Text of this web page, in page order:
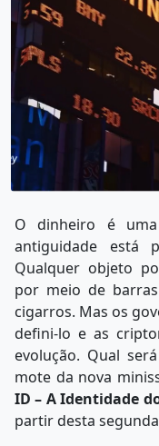
O dinheiro é
antiguidade está
Qualquer objeto
por meio de
cigarros. Mas os
defini-lo e as
evolução. Qual
mote da nova
ID – A Identidade
partir desta